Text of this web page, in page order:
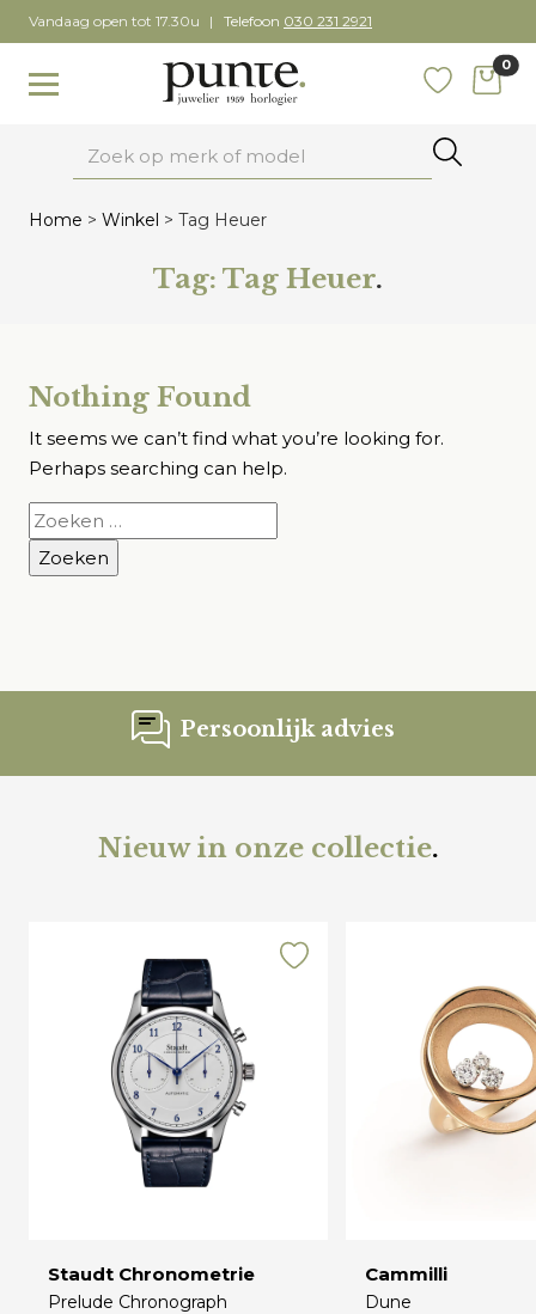
Skip
to
content
Vandaag open tot 17.30u Telefoon 030 231 2921
Toggle navigation
0
Home > Winkel > Tag Heuer
Tag: Tag Heuer.
Nothing Found
It seems we can’t find what you’re looking for.
Perhaps searching can help.
Zoeken
naar:
Persoonlijk advies
Nieuw in onze collectie.
Staudt Chronometrie
Prelude Chronograph
Cammilli
Dune